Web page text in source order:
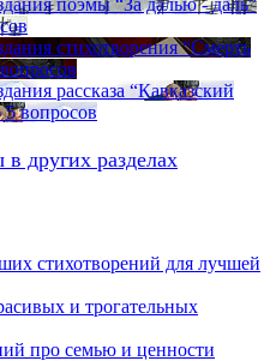
стихотворения “Смерть
рассказа “Кавказский
5 вопросов
других разделах
стихотворений для лучшей
и трогательных
про семью и ценности